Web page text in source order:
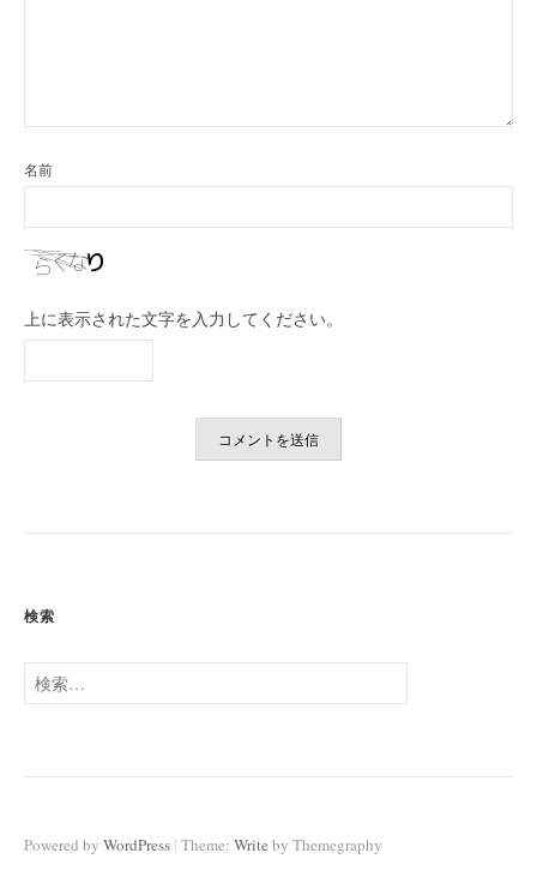
名前
上に表示された文字を入力してください。
検索
検
索:
Powered by WordPress | Theme: Write by Themegraphy